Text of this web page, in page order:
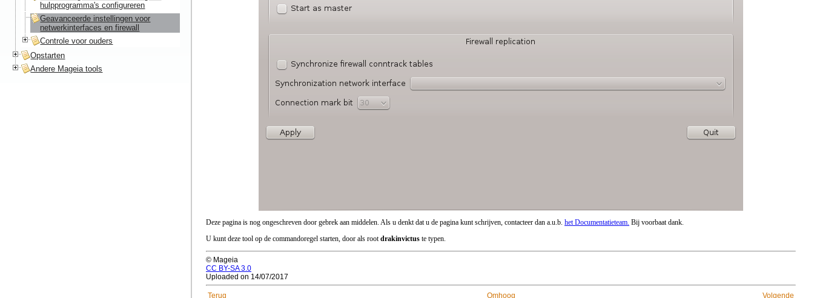
Deze pagina is nog ongeschreven door gebrek aan middelen. Als u denkt dat u de pagina kunt schrijven, contacteer dan a.u.b. het Documentatieteam. Bij voorbaat dank.
U kunt deze tool op de commandoregel starten, door als root drakinvictus te typen.
© Mageia
CC BY-SA 3.0
Uploaded on 14/07/2017
Terug Omhoog Volgende
hulpprogramma's configureren
Geavanceerde instellingen voor
netwerkinterfaces en firewall
Controle voor ouders
Opstarten
Andere Mageia tools